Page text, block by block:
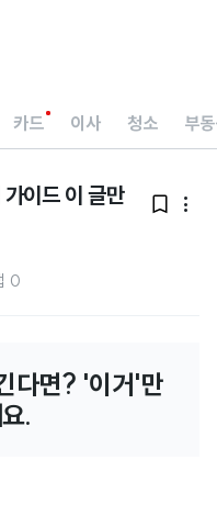
카드 이사 청소 부
이드 이 글만
 
0
다면? '이거'만
.